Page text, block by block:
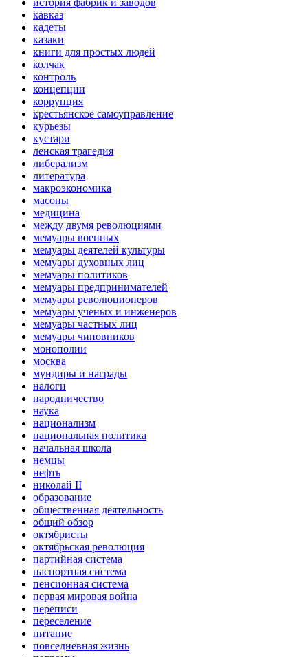
история фабрик и заводов
кавказ
кадеты
казаки
книги для простых людей
колчак
контроль
концепции
коррупция
крестьянское самоуправление
курьезы
кустари
ленская трагедия
либерализм
литература
макроэкономика
масоны
медицина
между двумя революциями
мемуары военных
мемуары деятелей культуры
мемуары духовных лиц
мемуары политиков
мемуары предпринимателей
мемуары революционеров
мемуары ученых и инженеров
мемуары частных лиц
мемуары чиновников
монополии
москва
мундиры и награды
налоги
народничество
наука
национализм
национальная политика
начальная школа
немцы
нефть
николай II
образование
общественная деятельность
общий обзор
октябристы
октябрьская революция
партийная система
паспортная система
пенсионная система
первая мировая война
переписи
переселение
питание
повседневная жизнь